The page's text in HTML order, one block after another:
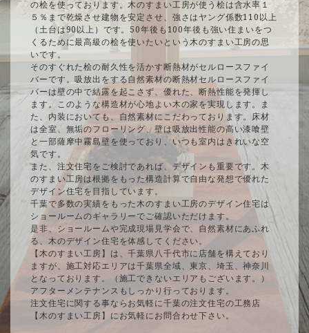
の桧を使っております。木のすまい工房が使う桧は含水率１
５％まで乾燥させ建物を安定させ、強さはヤング係数110以上
（土台は90以上）です。50年後も100年後も強い住まいをつ
くるために最高級の桧を使いたいという木のすまい工房の思
いです。
そのすぐれた桧の耐久性を活かす断熱材がセルロースファイ
バーです。吸放出をする自然素材の断熱材セルロースファイ
バーは壁の中で結露を起こさず、優れた、断熱性能を発揮し
ます。このような構造材が心地よい木の家を実現します。ま
た、内装においても、自然素材にこだわっております。床材
は全室、無垢のフローリング、壁は吸放出性能の高い漆喰壁
と一部薩摩中霧島壁を使っており、いつも室内はきれいな空
気です。
また、注文住宅をご検討であれば、デザインも重要です。木
のすまい工房は根拠をもった構造計算で自由な発想で優れた
デザイン住宅を目指しています。
千葉で多数の実績をもった木のすまい工房のデザイン住宅は
ショールームのギャラリーでご確認いただけます。
是非、ショールームや完成現場見学会で、自然素材にあふれ
る、木のデザイン住宅を体感してください。
【木のすまい工房】は、千葉県八千代市に店舗を構えており
ますが、施工対応エリアは千葉県全域、東京、埼玉、神奈川
となっております。（施工できないエリアもございます。）
アフターメンテナンスもしっかり行っております。
注文住宅に関する事ならお気軽に千葉の注文住宅の工務店
【木のすまい工房】にお気軽にお問合わせ下さい。